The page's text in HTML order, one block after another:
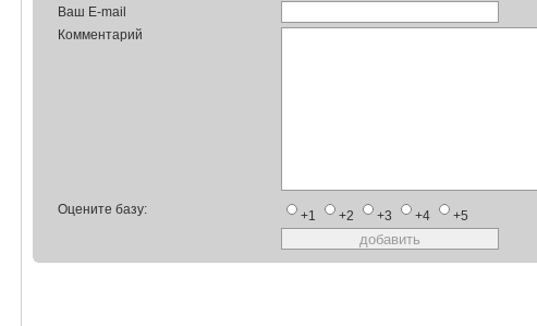
Ваш E-mail
Комментарий
Оцените базу: +1 +2 +3 +4 +5